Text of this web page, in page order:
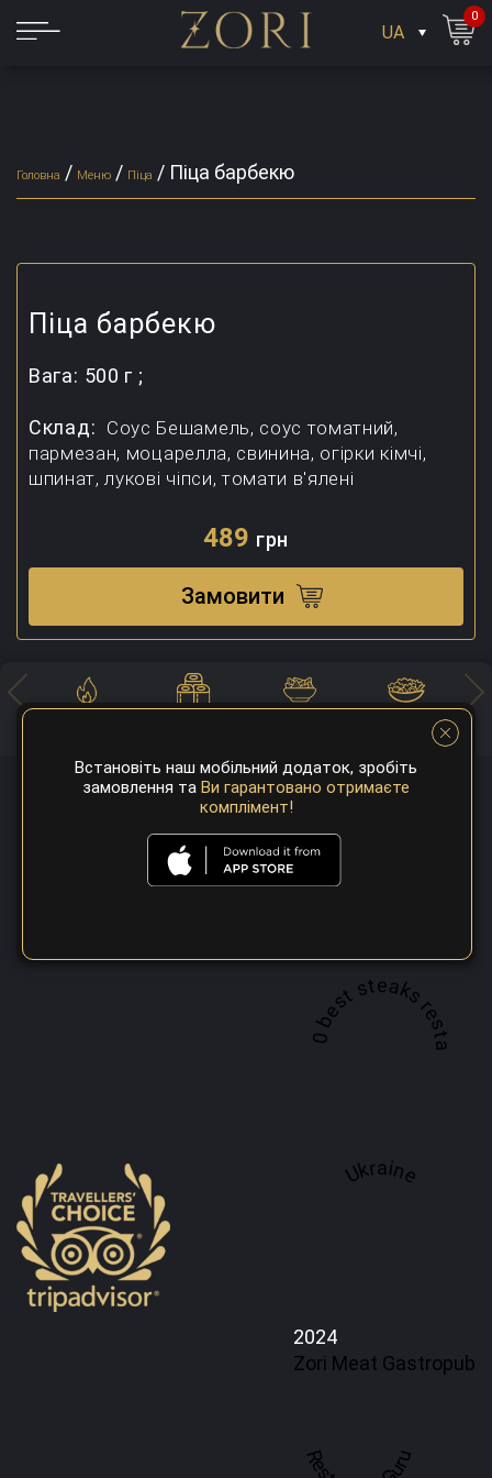
UA
0
Головна / Меню / Піца / Піца барбекю
Піца барбекю
Вага: 500 г ;
Склад: Соус Бешамель, соус томатний,
пармезан, моцарелла, свинина, огірки кімчі,
шпинат, лукові чіпси, томати в'ялені
489 грн
Замовити
Хоспер Суші Закуски Салати
A top 100 best steaks restaurant in
Ukraine
2024
Zori Meat Gastropub
Встановіть наш мобільний додаток, зробіть
замовлення та Ви гарантовано отримаєте
комплімент!